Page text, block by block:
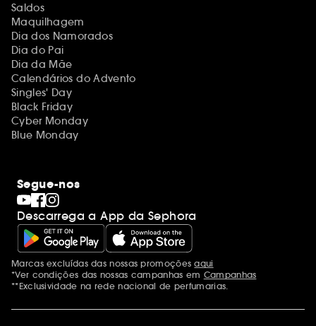
Saldos
Maquilhagem
Dia dos Namorados
Dia do Pai
Dia da Mãe
Calendários do Advento
Singles' Day
Black Friday
Cyber Monday
Blue Monday
Segue-nos
Descarrega a App da Sephora
Menções adicionais
Marcas excluídas das nossas promoçõesaqui
*Ver condições das nossas campanhas em Campanhas
**Exclusividade na rede nacional de perfumarias.